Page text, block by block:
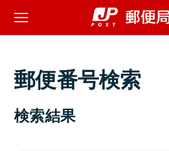
郵便番号検索
検索結果